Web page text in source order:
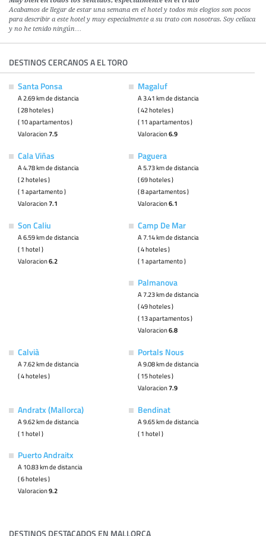
Acabamos de llegar de estar una semana en el hotel y todos mis elogios son pocos
para describir a este hotel y muy especialmente a su trato con nosotras. Soy celíaca
y no he tenido ningún…
DESTINOS CERCANOS A EL TORO
Santa Ponsa
A 2.69 km de distancia
( 28 hoteles )
( 10 apartamentos )
Valoracion7.5
Magaluf
A 3.41 km de distancia
( 42 hoteles )
( 11 apartamentos )
Valoracion6.9
Cala Viñas
A 4.78 km de distancia
( 2 hoteles )
( 1 apartamento )
Valoracion7.1
Paguera
A 5.73 km de distancia
( 69 hoteles )
( 8 apartamentos )
Valoracion6.1
Son Caliu
A 6.59 km de distancia
( 1 hotel )
Valoracion6.2
Camp De Mar
A 7.14 km de distancia
( 4 hoteles )
( 1 apartamento )
Palmanova
A 7.23 km de distancia
( 49 hoteles )
( 13 apartamentos )
Valoracion6.8
Calvià
A 7.62 km de distancia
( 4 hoteles )
Portals Nous
A 9.08 km de distancia
( 15 hoteles )
Valoracion7.9
Andratx (Mallorca)
A 9.62 km de distancia
( 1 hotel )
Bendinat
A 9.65 km de distancia
( 1 hotel )
Puerto Andraitx
A 10.83 km de distancia
( 6 hoteles )
Valoracion9.2
DESTINOS DESTACADOS EN MALLORCA